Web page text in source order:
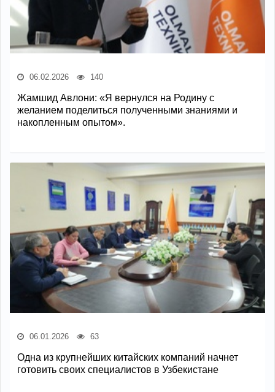
06.02.2026 140
Жамшид Авлони: «Я вернулся на Родину с
желанием поделиться полученными знаниями и
накопленным опытом».
06.01.2026 63
Одна из крупнейших китайских компаний начнет
готовить своих специалистов в Узбекистане